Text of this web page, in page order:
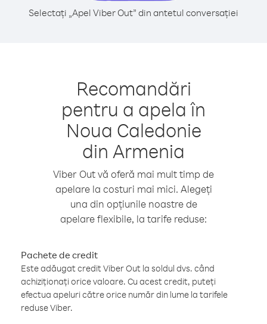
Selectați „Apel Viber Out” din antetul conversației
Recomandări
pentru a apela în
Noua Caledonie
din Armenia
Viber Out vă oferă mai mult timp de
apelare la costuri mai mici. Alegeți
una din opțiunile noastre de
apelare flexibile, la tarife reduse:
Pachete de credit
Este adăugat credit Viber Out la soldul dvs. când
achiziționați orice valoare. Cu acest credit, puteți
efectua apeluri către orice număr din lume la tarifele
reduse Viber.